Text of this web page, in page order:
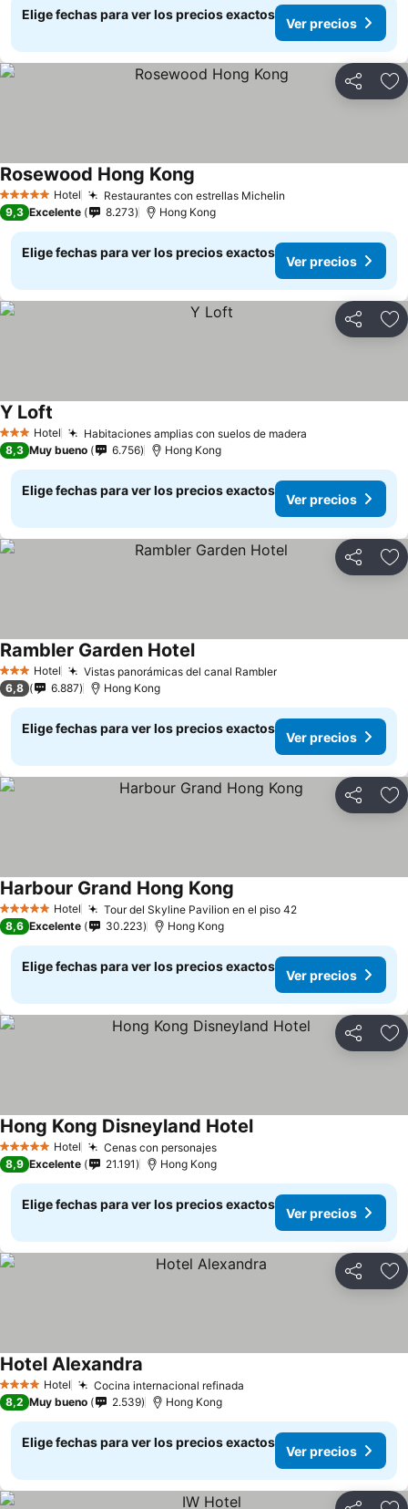
Elige fechas para ver los precios exactos
Ver precios
Compartir
5 Estrellas Hotel Restaurantes con estrellas Michelin
Rosewood Hong Kong
9,3 Excelente 8.273 Hong Kong
Elige fechas para ver los precios exactos
Ver precios
Compartir
3 Estrellas
Hotel Habitaciones amplias con suelos de madera
Y Loft
8,3 Muy bueno 6.756 Hong Kong
Elige fechas para ver los precios exactos
Ver precios
Compartir
3 Estrellas
Hotel Vistas panorámicas del canal RamblerVer precios
Rambler Garden HotelVer precios
6,8 6.887 Hong Kong
Elige fechas para ver los precios exactos
Ver precios
Compartir
5 Estrellas Hotel Tour del Skyline Pavilion en el piso 42Ver precios
Harbour Grand Hong Kong
8,6 Excelente 30.223 Hong Kong
Elige fechas para ver los precios exactos
Ver precios
Compartir
5 Estrellas Hotel Cenas con personajesVer precios
Hong Kong Disneyland HotelVer precios
8,9 Excelente 21.191 Hong Kong
Elige fechas para ver los precios exactos
Ver precios
Compartir
4 EstrellasHotel Cocina internacional refinada
Hotel Alexandra
8,2 Muy bueno 2.539 Hong Kong
Elige fechas para ver los precios exactos
Ver precios